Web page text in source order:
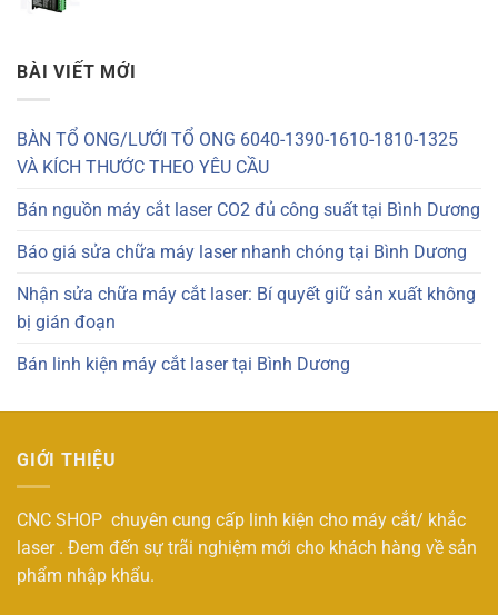
BÀI VIẾT MỚI
BÀN TỔ ONG/LƯỚI TỔ ONG 6040-1390-1610-1810-1325
VÀ KÍCH THƯỚC THEO YÊU CẦU
Bán nguồn máy cắt laser CO2 đủ công suất tại Bình Dương
Báo giá sửa chữa máy laser nhanh chóng tại Bình Dương
Nhận sửa chữa máy cắt laser: Bí quyết giữ sản xuất không
bị gián đoạn
Bán linh kiện máy cắt laser tại Bình Dương
GIỚI THIỆU
CNC SHOP chuyên cung cấp linh kiện cho máy cắt/ khắc
laser . Đem đến sự trãi nghiệm mới cho khách hàng về sản
phẩm nhập khẩu.